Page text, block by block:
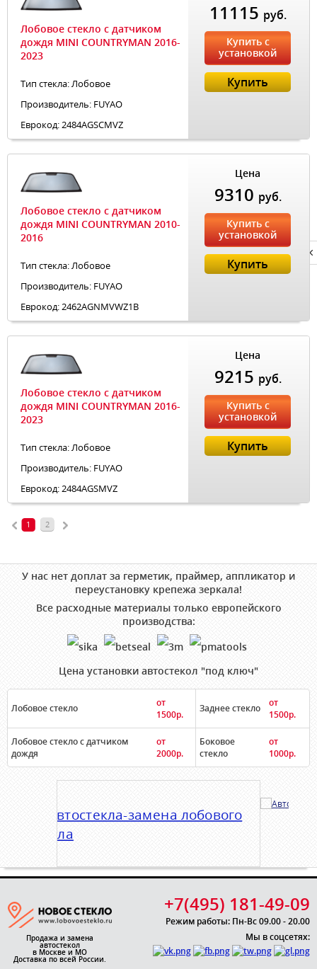
Лобовое стекло с датчиком
дождя MINI COUNTRYMAN 2016-
2023
Тип стекла: Лобовое
Производитель: FUYAO
Еврокод: 2484AGSCMVZ
11115 руб.
Купить с
установкой
Купить
Лобовое стекло с датчиком
дождя MINI COUNTRYMAN 2010-
2016
Тип стекла: Лобовое
Производитель: FUYAO
Еврокод: 2462AGNMVWZ1B
Цена
9310 руб.
Купить с
установкой
Купить
Лобовое стекло с датчиком
дождя MINI COUNTRYMAN 2016-
2023
Тип стекла: Лобовое
Производитель: FUYAO
Еврокод: 2484AGSMVZ
Цена
9215 руб.
Купить с
установкой
Купить
1 2
У нас нет доплат за герметик, праймер, аппликатор и
переустановку крепежа зеркала!
Все расходные материалы только европейского
производства:
Цена установки автостекол "под ключ"
Лобовое стекло
от
1500р.
Заднее стекло
от
1500р.
Лобовое стекло с датчиком
дождя
от
2000р.
Боковое
стекло
от
1000р.
Продажа и замена
автостекол
в Москве и МО
Доставка по всей России.
+7(495) 181-49-09
Режим работы: Пн-Вс 09.00 - 20.00
Мы в соцсетях:
Privacy notice